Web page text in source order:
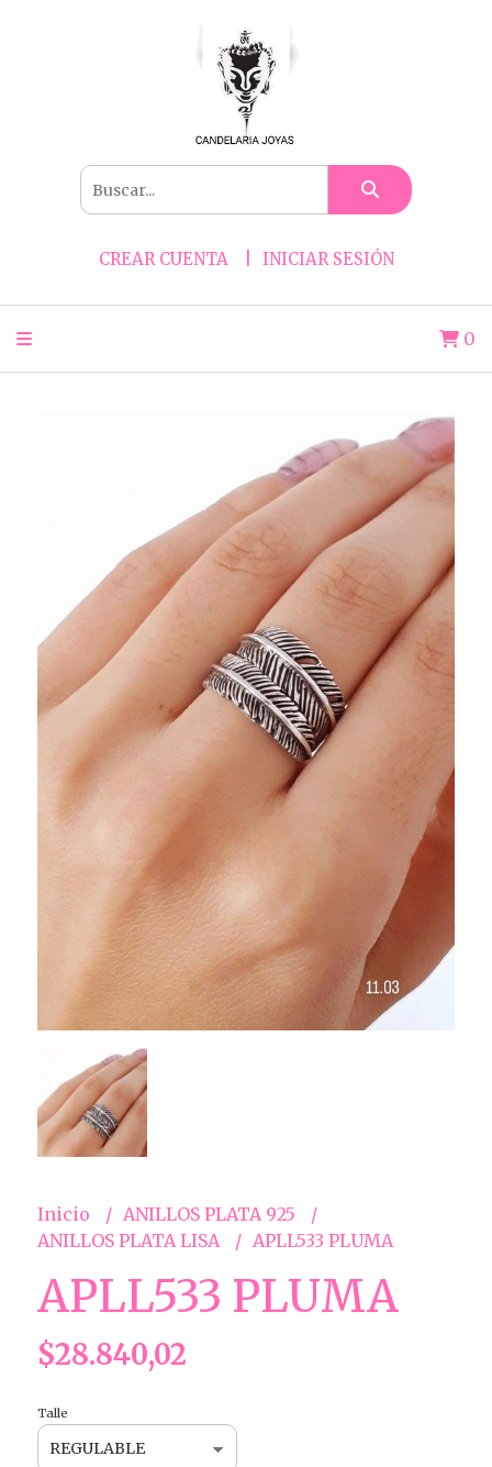
CREAR CUENTA INICIAR SESIÓN
0
Inicio
ANILLOS PLATA 925
ANILLOS PLATA LISA
APLL533 PLUMA
APLL533 PLUMA
$28.840,02
Talle